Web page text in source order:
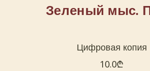
Зеленый мыс.
Цифровая копия
10.0₾